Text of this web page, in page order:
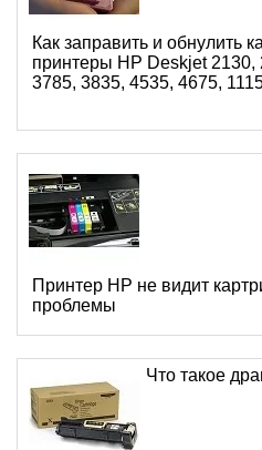
Как заправить и обнулить
принтеры HP Deskjet 2130,
3785, 3835, 4535, 4675,
Принтер HP не видит
проблемы
Что такое